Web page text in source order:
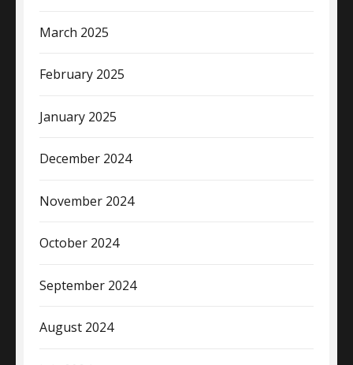
March 2025
February 2025
January 2025
December 2024
November 2024
October 2024
September 2024
August 2024